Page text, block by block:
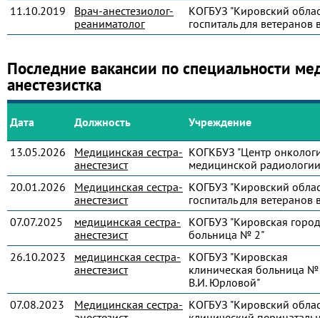
11.10.2019
Врач-анестезиолог-
реаниматолог
КОГБУЗ "Кировский
госпиталь для ветеранов
Последние вакансии по специальности
анестезистка
Дата Должность Учреждение
13.05.2026
Медицинская сестра-
анестезист
КОГКБУЗ "Центр
медицинской
20.01.2026
Медицинская сестра-
анестезист
КОГБУЗ "Кировский
госпиталь для ветеранов
07.07.2025
медицинская сестра-
анестезист
КОГБУЗ "Кировская
больница № 2"
26.10.2023
медицинская сестра-
анестезист
КОГБУЗ "Кировская
клиническая больница
В.И. Юрловой"
07.08.2023
Медицинская сестра- КОГБУЗ "Кировский